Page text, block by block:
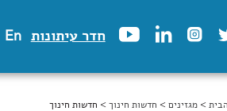
חדר עיתונות En
נמצא כאן
>מגזינים > חדשות חינוך > חדשות חינוך